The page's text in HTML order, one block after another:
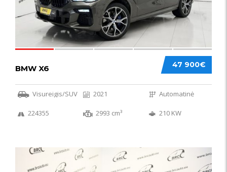
47 900€
BMW X6
Visureigis/SUV 2021 Automatinė
224355 2993 cm³ 210 KW
52